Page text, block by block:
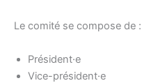
Le comité se compose de :
Président·e
Vice-président·e